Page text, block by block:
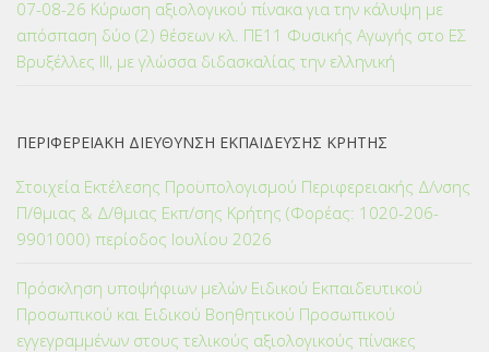
07-08-26 Κύρωση αξιολογικού πίνακα για την κάλυψη με
απόσπαση δύο (2) θέσεων κλ. ΠΕ11 Φυσικής Αγωγής στο ΕΣ
Βρυξέλλες ΙΙΙ, με γλώσσα διδασκαλίας την ελληνική
ΠΕΡΙΦΕΡΕΙΑΚΗ ΔΙΕΥΘΥΝΣΗ ΕΚΠΑΙΔΕΥΣΗΣ ΚΡΗΤΗΣ
Στοιχεία Εκτέλεσης Προϋπολογισμού Περιφερειακής Δ/νσης
Π/θμιας & Δ/θμιας Εκπ/σης Κρήτης (Φορέας: 1020-206-
9901000) περίοδος Ιουλίου 2026
Πρόσκληση υποψήφιων μελών Ειδικού Εκπαιδευτικού
Προσωπικού και Ειδικού Βοηθητικού Προσωπικού
εγγεγραμμένων στους τελικούς αξιολογικούς πίνακες